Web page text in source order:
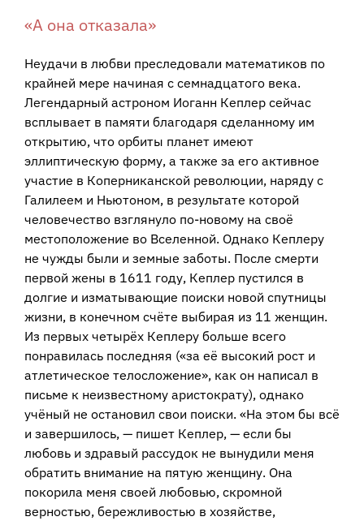
«А она отказала»
Неудачи в любви преследовали математиков по
крайней мере начиная с семнадцатого века.
Легендарный астроном Иоганн Кеплер сейчас
всплывает в памяти благодаря сделанному им
открытию, что орбиты планет имеют
эллиптическую форму, а также за его активное
участие в Коперниканской революции, наряду с
Галилеем и Ньютоном, в результате которой
человечество взглянуло по-новому на своё
местоположение во Вселенной. Однако Кеплеру
не чужды были и земные заботы. После смерти
первой жены в 1611 году, Кеплер пустился в
долгие и изматывающие поиски новой спутницы
жизни, в конечном счёте выбирая из 11 женщин.
Из первых четырёх Кеплеру больше всего
понравилась последняя («за её высокий рост и
атлетическое телосложение», как он написал в
письме к неизвестному аристократу), однако
учёный не остановил свои поиски. «На этом бы всё
и завершилось, — пишет Кеплер, — если бы
любовь и здравый рассудок не вынудили меня
обратить внимание на пятую женщину. Она
покорила меня своей любовью, скромной
верностью, бережливостью в хозяйстве,